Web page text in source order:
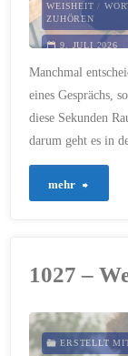
WEISHEIT /
ZUHÖREN
9. JULI 2026
Manchmal
eines Gesprächs,
diese Sekunden
darum geht es in
mehr
vor
1027 –
ERSTELLT